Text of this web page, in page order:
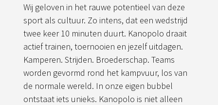
Wij geloven in het rauwe potentieel van deze
sport als cultuur. Zo intens, dat een wedstrijd
twee keer 10 minuten duurt. Kanopolo draait
actief trainen, toernooien en jezelf uitdagen.
Kamperen. Strijden. Broederschap. Teams
worden gevormd rond het kampvuur, los van
de normale wereld. In onze eigen bubbel
ontstaat iets unieks. Kanopolo is niet alleen